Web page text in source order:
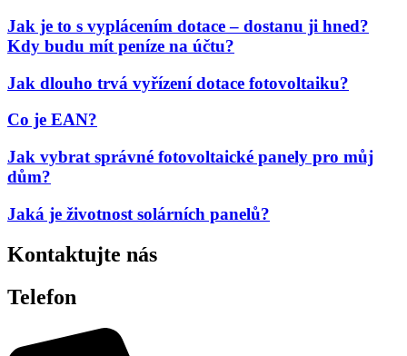
Jak je to s vyplácením dotace – dostanu ji hned?
Kdy budu mít peníze na účtu?
Jak dlouho trvá vyřízení dotace fotovoltaiku?
Co je EAN?
Jak vybrat správné fotovoltaické panely pro můj
dům?
Jaká je životnost solárních panelů?
Kontaktujte nás
Telefon